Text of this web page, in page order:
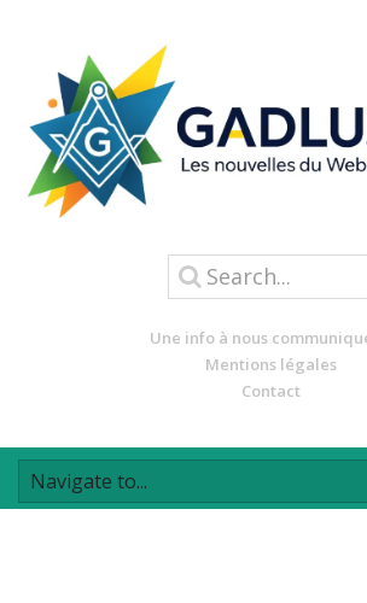
Une info à nous
Mentions légales
Contact